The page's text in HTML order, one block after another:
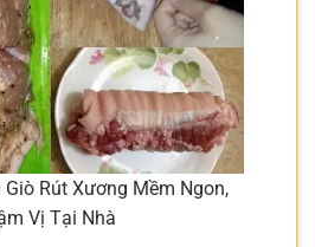
Giò Rút Xương Mềm Ngon,
Vị Tại Nhà